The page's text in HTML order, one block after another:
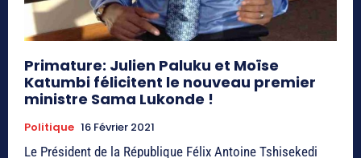
Primature: Julien Paluku et Moïse
Katumbi félicitent le nouveau premier
ministre Sama Lukonde !
Politique 16 Février 2021
Le Président de la République Félix Antoine Tshisekedi